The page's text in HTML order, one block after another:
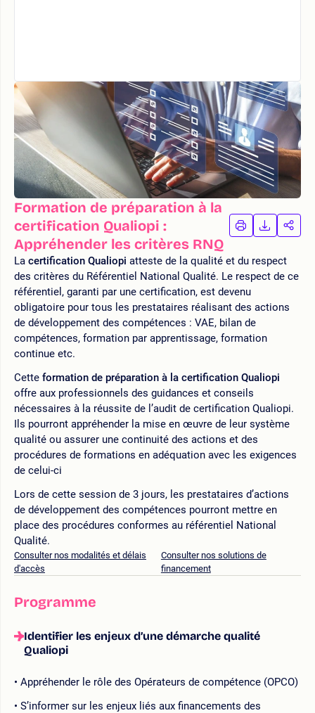
Formation de préparation à la
certification Qualiopi :
Appréhender les critères RNQ
IMPRIMER
LA
LA
La certification Qualiopi atteste de la qualité et du respect
des critères du Référentiel National Qualité. Le respect de ce
référentiel, garanti par une certification, est devenu
obligatoire pour tous les prestataires réalisant des actions
de développement des compétences : VAE, bilan de
compétences, formation par apprentissage, formation
continue etc.
Cette formation de préparation à la certification Qualiopi
offre aux professionnels des guidances et conseils
nécessaires à la réussite de l’audit de certification Qualiopi.
Ils pourront appréhender la mise en œuvre de leur système
qualité ou assurer une continuité des actions et des
procédures de formations en adéquation avec les exigences
de celui-ci
Lors de cette session de 3 jours, les prestataires d’actions
de développement des compétences pourront mettre en
place des procédures conformes au référentiel National
Qualité.
Consulter nos modalités et délais
d'accès
Consulter nos solutions de
financement
Programme
Identifier les enjeux d’une démarche qualité
Qualiopi
Appréhender le rôle des Opérateurs de compétence (OPCO)
S’informer sur les enjeux liés aux financements des